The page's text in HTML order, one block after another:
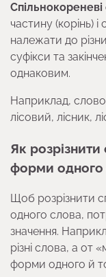
частину (корінь)
належати до
суфікси та
однаковим.
Наприклад, слово
лісовий, лісник,
Як розрізнити
форми одного
Щоб розрізнити
одного слова,
значення.
різні слова, а от
форми одного й